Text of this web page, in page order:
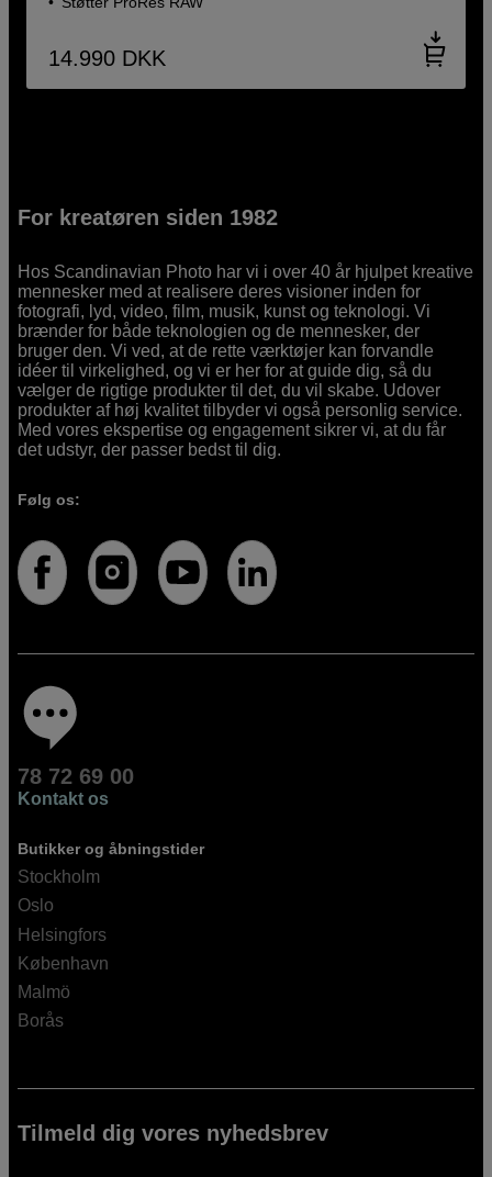
14.990 DKK
For kreatøren siden 1982
Hos Scandinavian Photo har vi i over 40 år hjulpet kreative
mennesker med at realisere deres visioner inden for
fotografi, lyd, video, film, musik, kunst og teknologi. Vi
brænder for både teknologien og de mennesker, der
bruger den. Vi ved, at de rette værktøjer kan forvandle
idéer til virkelighed, og vi er her for at guide dig, så du
vælger de rigtige produkter til det, du vil skabe. Udover
produkter af høj kvalitet tilbyder vi også personlig service.
Med vores ekspertise og engagement sikrer vi, at du får
det udstyr, der passer bedst til dig.
Følg os:
78 72 69 00
Kontakt os
Butikker og åbningstider
Stockholm
Oslo
Helsingfors
København
Malmö
Borås
Tilmeld dig vores nyhedsbrev